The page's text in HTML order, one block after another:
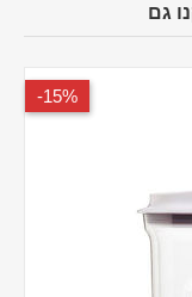
גם
15%-